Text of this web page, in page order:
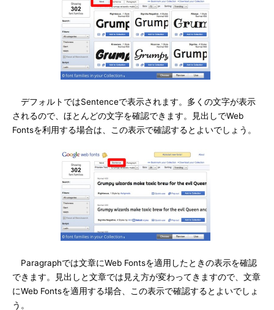
デフォルトではSentenceで表示されます。多くの文字が表示
されるので、ほとんどの文字を確認できます。見出しでWeb
Fontsを利用する場合は、この表示で確認するとよいでしょう。
Paragraphでは文章にWeb Fontsを適用したときの表示を確認
できます。見出しと文章では見え方が変わってきますので、文章
にWeb Fontsを適用する場合、この表示で確認するとよいでしょ
う。